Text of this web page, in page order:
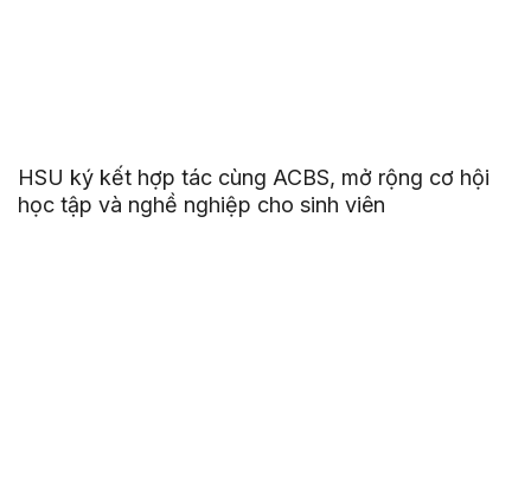
HSU ký kết hợp tác cùng ACBS, mở rộng cơ hội
học tập và nghề nghiệp cho sinh viên